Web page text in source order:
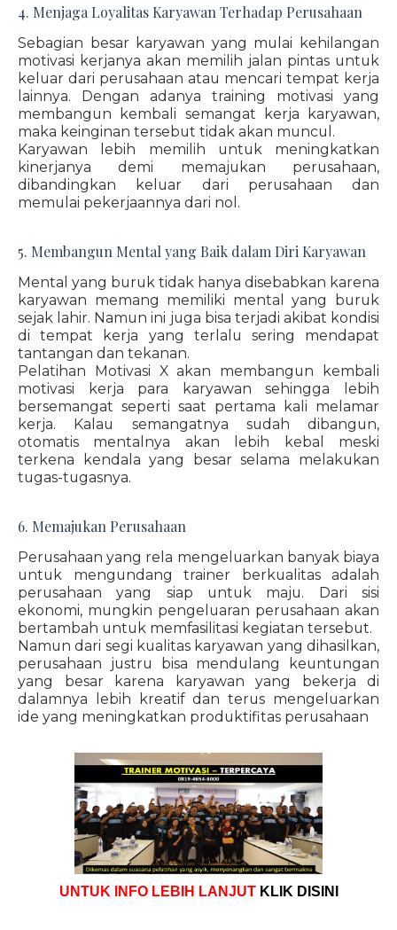
4. Menjaga Loyalitas Karyawan Terhadap Perusahaan
Sebagian besar karyawan yang mulai kehilangan
motivasi kerjanya akan memilih jalan pintas untuk
keluar dari perusahaan atau mencari tempat kerja
lainnya. Dengan adanya training motivasi yang
membangun kembali semangat kerja karyawan,
maka keinginan tersebut tidak akan muncul.
Karyawan lebih memilih untuk meningkatkan
kinerjanya demi memajukan perusahaan,
dibandingkan keluar dari perusahaan dan
memulai pekerjaannya dari nol.
5. Membangun Mental yang Baik dalam Diri Karyawan
Mental yang buruk tidak hanya disebabkan karena
karyawan memang memiliki mental yang buruk
sejak lahir. Namun ini juga bisa terjadi akibat kondisi
di tempat kerja yang terlalu sering mendapat
tantangan dan tekanan.
Pelatihan Motivasi X akan membangun kembali
motivasi kerja para karyawan sehingga lebih
bersemangat seperti saat pertama kali melamar
kerja. Kalau semangatnya sudah dibangun,
otomatis mentalnya akan lebih kebal meski
terkena kendala yang besar selama melakukan
tugas-tugasnya.
6. Memajukan Perusahaan
Perusahaan yang rela mengeluarkan banyak biaya
untuk mengundang trainer berkualitas adalah
perusahaan yang siap untuk maju. Dari sisi
ekonomi, mungkin pengeluaran perusahaan akan
bertambah untuk memfasilitasi kegiatan tersebut.
Namun dari segi kualitas karyawan yang dihasilkan,
perusahaan justru bisa mendulang keuntungan
yang besar karena karyawan yang bekerja di
dalamnya lebih kreatif dan terus mengeluarkan
ide yang meningkatkan produktifitas perusahaan
UNTUK INFO LEBIH LANJUT KLIK DISINI